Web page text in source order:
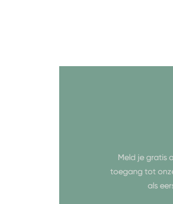
Meld je gratis
toegang tot
als